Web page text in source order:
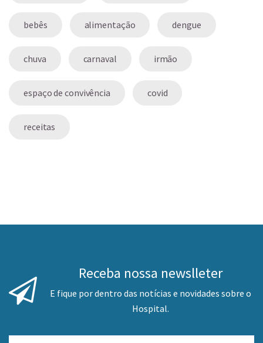
bebês alimentação dengue
chuva carnaval irmão
espaço de convivência covid
receitas
Receba nossa newslleter
E fique por dentro das notícias e novidades sobre o
Hospital.